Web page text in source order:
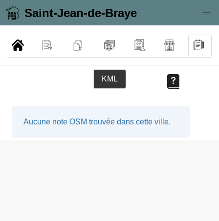
Saint-Jean-de-Braye
KML
Aucune note OSM trouvée dans cette ville.